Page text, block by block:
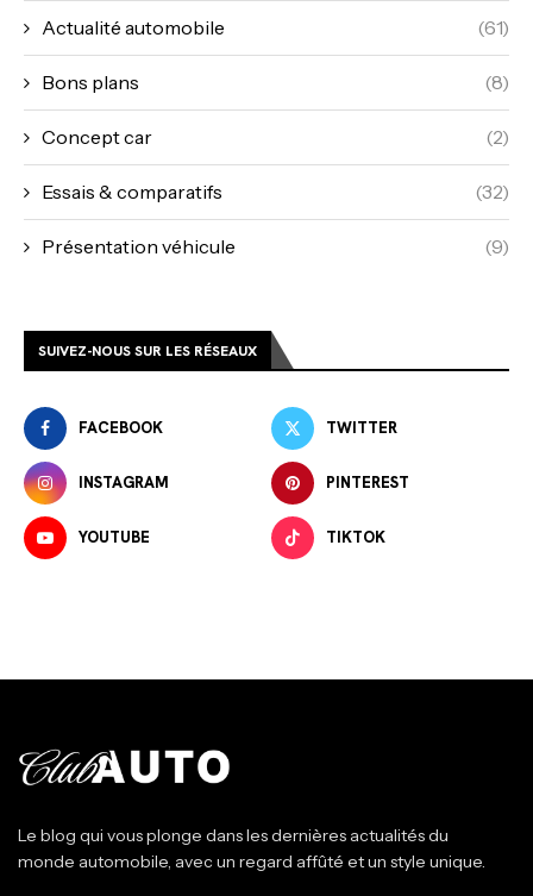
Actualité automobile (61)
Bons plans (8)
Concept car (2)
Essais & comparatifs (32)
Présentation véhicule (9)
SUIVEZ-NOUS SUR LES RÉSEAUX
FACEBOOK TWITTER
INSTAGRAM PINTEREST
YOUTUBE TIKTOK
Le blog qui vous plonge dans les dernières actualités du
monde automobile, avec un regard affûté et un style unique.